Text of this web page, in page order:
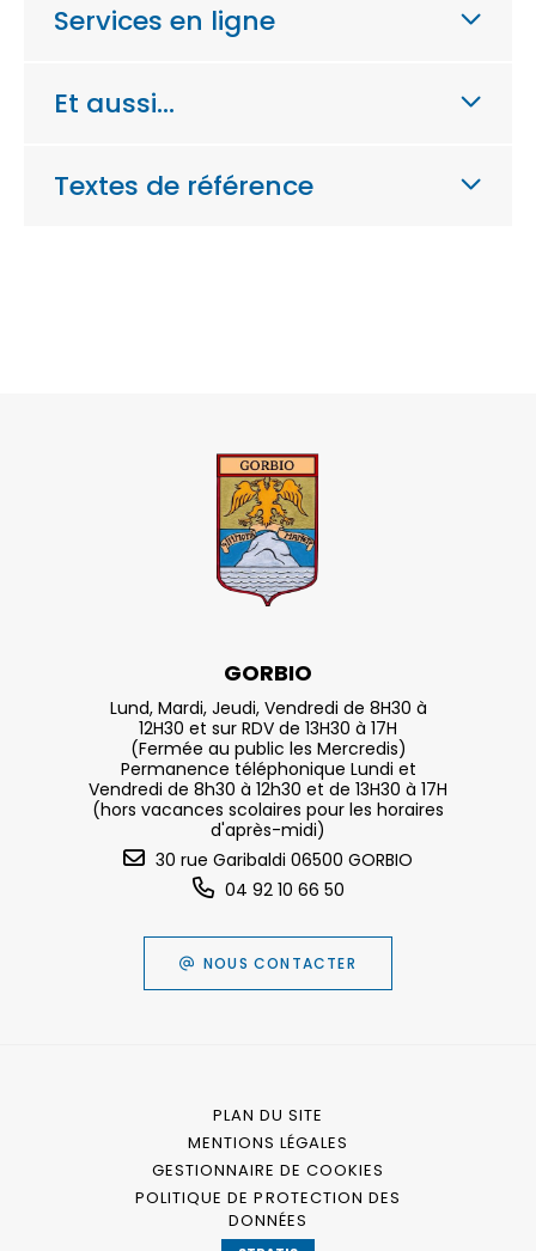
Services en ligne
Et aussi…
Textes de référence
GORBIO
Lund, Mardi, Jeudi, Vendredi de 8H30 à
12H30 et sur RDV de 13H30 à 17H
(Fermée au public les Mercredis)
Permanence téléphonique Lundi et
Vendredi de 8h30 à 12h30 et de 13H30 à 17H
(hors vacances scolaires pour les horaires
d'après-midi)
30 rue Garibaldi 06500 GORBIO
04 92 10 66 50
NOUS CONTACTER
PLAN DU SITE
MENTIONS LÉGALES
GESTIONNAIRE DE COOKIES
POLITIQUE DE PROTECTION DES
DONNÉES